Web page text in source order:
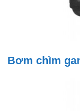
Bơm chìm